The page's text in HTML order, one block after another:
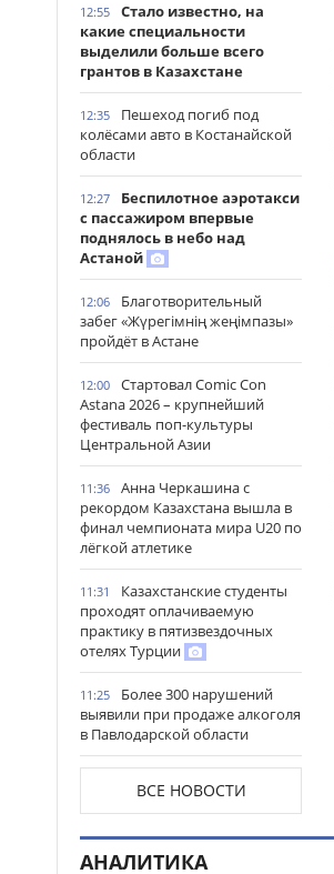
12:55
Стало известно, на
какие специальности
выделили больше всего
грантов в Казахстане
12:35
Пешеход погиб под
колёсами авто в Костанайской
области
12:27
Беспилотное аэротакси
с пассажиром впервые
поднялось в небо над
Астаной
12:06
Благотворительный
забег «Жүрегімнің жеңімпазы»
пройдёт в Астане
12:00
Стартовал Comic Con
Astana 2026 – крупнейший
фестиваль поп-культуры
Центральной Азии
11:36
Анна Черкашина с
рекордом Казахстана вышла в
финал чемпионата мира U20 по
лёгкой атлетике
11:31
Казахстанские студенты
проходят оплачиваемую
практику в пятизвездочных
отелях Турции
11:25
Более 300 нарушений
выявили при продаже алкоголя
в Павлодарской области
мошенничестве нашли после
долгих поисков в Экибастузе
10:45
Более 30 уголовных дел
ВСЕ НОВОСТИ
АНАЛИТИКА